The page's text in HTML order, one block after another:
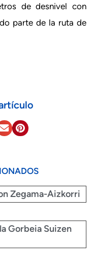
de desnivel con
parte de la ruta de
Zegama-Aizkorri
Gorbeia Suizen